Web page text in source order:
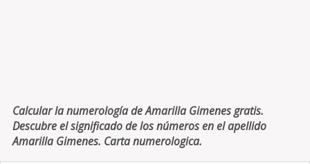
Calcular la numerología de Amarilla Gimenes gratis.
Descubre el significado de los números en el apellido
Amarilla Gimenes. Carta numerologica.